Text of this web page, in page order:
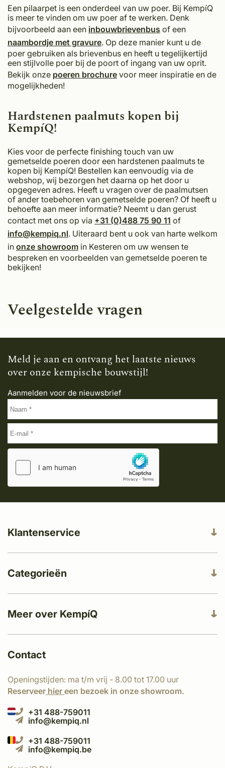
Een pilaarpet is een onderdeel van uw poer. Bij KempíQ
is meer te vinden om uw poer af te werken. Denk
bijvoorbeeld aan een inbouwbrievenbus of een
naambordje met gravure. Op deze manier kunt u de
poer gebruiken als brievenbus en heeft u tegelijkertijd
een stijlvolle poer bij de poort of ingang van uw oprit.
Bekijk onze poeren brochure voor meer inspiratie en de
mogelijkheden!
Hardstenen paalmuts kopen bij
KempíQ!
Kies voor de perfecte finishing touch van uw
gemetselde poeren door een hardstenen paalmuts te
kopen bij KempíQ! Bestellen kan eenvoudig via de
webshop, wij bezorgen het daarna op het door u
opgegeven adres. Heeft u vragen over de paalmutsen
of ander toebehoren van gemetselde poeren? Of heeft u
behoefte aan meer informatie? Neemt u dan gerust
contact met ons op via +31 (0)488 75 90 11 of
info@kempiq.nl. Uiteraard bent u ook van harte welkom
in onze showroom in Kesteren om uw wensen te
bespreken en voorbeelden van gemetselde poeren te
bekijken!
Veelgestelde vragen
Meld je aan en ontvang het laatste nieuws
over onze kempische bouwstijl!
Aanmelden voor de nieuwsbrief
Meer over KempíQ
Klantenservice
Categorieën
Contact
Openingstijden: ma t/m vrij - 8.00 tot 17.00 uur
Reserveer hier een bezoek in onze showroom.
+31 488-759011
info@kempiq.nl
+31 488-759011
info@kempiq.be